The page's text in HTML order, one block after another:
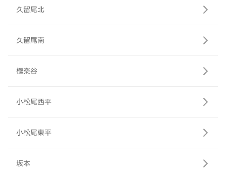
久留尾北
久留尾南
極楽谷
小松尾西平
小松尾東平
坂本